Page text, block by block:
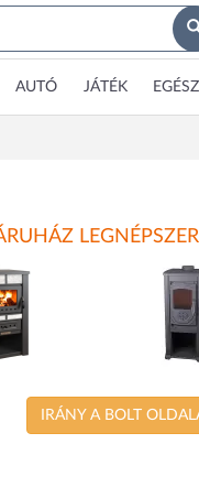
AUTÓ JÁTÉK
IRÁNY A BOLT